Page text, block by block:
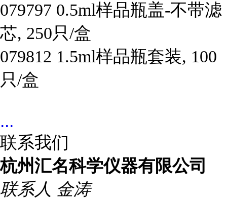
079797 0.5ml样品瓶盖-不带滤
芯, 250只/盒
079812 1.5ml样品瓶套装, 100
只/盒
...
联系我们
杭州汇名科学仪器有限公司
联系人 金涛